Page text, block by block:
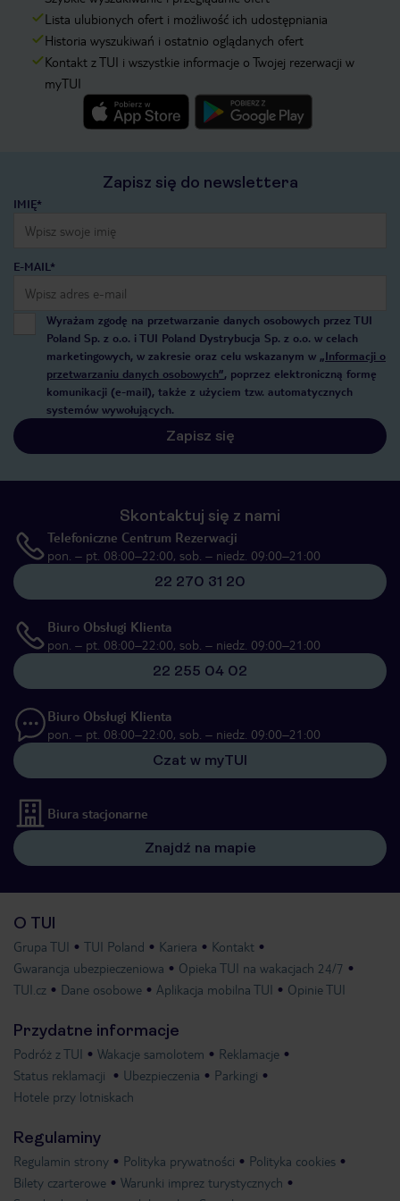
Lista ulubionych ofert i możliwość ich udostępniania
Historia wyszukiwań i ostatnio oglądanych ofert
Kontakt z TUI i wszystkie informacje o Twojej rezerwacji w
myTUI
Zapisz się do newslettera
IMIĘ*
E-MAIL*
Wyrażam zgodę na przetwarzanie danych osobowych przez TUI
Poland Sp. z o.o. i TUI Poland Dystrybucja Sp. z o.o. w celach
marketingowych, w zakresie oraz celu wskazanym w „Informacji o
przetwarzaniu danych osobowych”, poprzez elektroniczną formę
komunikacji (e-mail), także z użyciem tzw. automatycznych
systemów wywołujących.
Zapisz się
Skontaktuj się z nami
Telefoniczne Centrum Rezerwacji
pon. – pt. 08:00–22:00, sob. – niedz. 09:00–21:00
22 270 31 20
Biuro Obsługi Klienta
pon. – pt. 08:00–22:00, sob. – niedz. 09:00–21:00
22 255 04 02
Biuro Obsługi Klienta
pon. – pt. 08:00–22:00, sob. – niedz. 09:00–21:00
Czat w myTUI
Biura stacjonarne
Znajdź na mapie
O TUI
Grupa TUI TUI Poland Kariera
Kontakt
Gwarancja ubezpieczeniowa
Opieka TUI na wakacjach 24/7
TUI.cz
Dane osobowe Aplikacja mobilna TUI Opinie TUI
Przydatne informacje
Podróż z TUI Wakacje samolotem
Reklamacje
Status reklamacji
Ubezpieczenia
Parkingi
Hotele przy lotniskach
Regulaminy
Regulamin strony Polityka prywatności
Polityka cookies
Bilety czarterowe
Warunki imprez turystycznych